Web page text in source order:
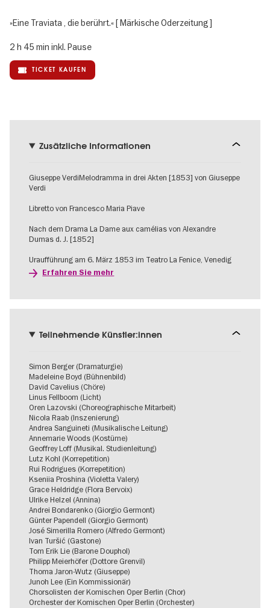
»Eine Traviata , die berührt.« [ Märkische Oderzeitung ]
2 h 45 min inkl. Pause
TICKET KAUFEN
Zusätzliche Informationen
Giuseppe VerdiMelodramma in drei Akten [1853] von Giuseppe
Verdi
Libretto von Francesco Maria Piave
Nach dem Drama La Dame aux camélias von Alexandre
Dumas d. J. [1852]
Uraufführung am 6. März 1853 im Teatro La Fenice, Venedig
Erfahren Sie mehr
Teilnehmende Künstler:innen
Simon Berger (Dramaturgie)
Madeleine Boyd (Bühnenbild)
David Cavelius (Chöre)
Linus Fellboom (Licht)
Oren Lazovski (Choreographische Mitarbeit)
Nicola Raab (Inszenierung)
Andrea Sanguineti (Musikalische Leitung)
Annemarie Woods (Kostüme)
Geoffrey Loff (Musikal. Studienleitung)
Lutz Kohl (Korrepetition)
Rui Rodrigues (Korrepetition)
Kseniia Proshina (Violetta Valery)
Grace Heldridge (Flora Bervoix)
Ulrike Helzel (Annina)
Andrei Bondarenko (Giorgio Germont)
Günter Papendell (Giorgio Germont)
José Simerilla Romero (Alfredo Germont)
Ivan Turšić (Gastone)
Tom Erik Lie (Barone Douphol)
Philipp Meierhöfer (Dottore Grenvil)
Thoma Jaron-Wutz (Giuseppe)
Junoh Lee (Ein Kommissionär)
Chorsolisten der Komischen Oper Berlin (Chor)
Orchester der Komischen Oper Berlin (Orchester)